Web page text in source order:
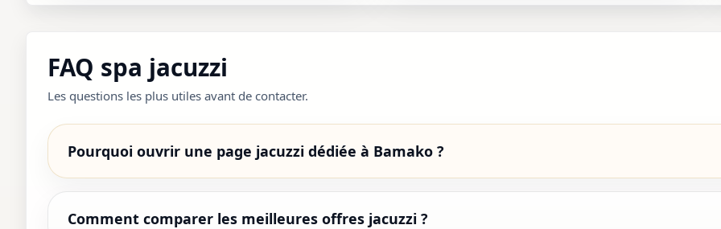
FAQ spa jacuzzi
Les questions les plus utiles avant de contacter.
Pourquoi ouvrir une page jacuzzi dédiée à Bamako ?
Comment comparer les meilleures offres jacuzzi ?